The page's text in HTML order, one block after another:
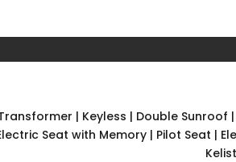
| Keyless | Double Sunroof
Seat with Memory | Pilot Seat |